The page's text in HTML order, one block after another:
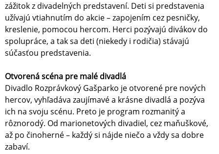
zážitok z divadelných predstavení. Deti si predstavenia
užívajú vtiahnutím do akcie – zapojením cez pesničky,
kreslenie, pomocou hercom. Herci pozývajú divákov do
spolupráce, a tak sa deti (niekedy i rodičia) stávajú
súčasťou predstavenia.
Otvorená scéna pre malé divadlá
Divadlo Rozprávkový Gašparko je otvorené pre nových
hercov, vyhľadáva zaujímavé a krásne divadlá a pozýva
ich na svoju scénu. Preto je program rozmanitý a
rôznorodý. Od marionetových divadiel, cez maňuškové,
až po činoherné – každý si nájde niečo a vždy sa dobre
zabaví.